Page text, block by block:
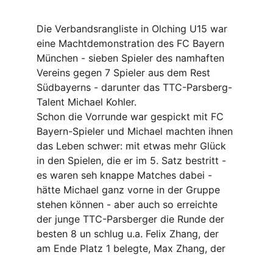
Die Verbandsrangliste in Olching U15 war
eine Machtdemonstration des FC Bayern
München - sieben Spieler des namhaften
Vereins gegen 7 Spieler aus dem Rest
Südbayerns - darunter das TTC-Parsberg-
Talent Michael Kohler.
Schon die Vorrunde war gespickt mit FC
Bayern-Spieler und Michael machten ihnen
das Leben schwer: mit etwas mehr Glück
in den Spielen, die er im 5. Satz bestritt -
es waren seh knappe Matches dabei -
hätte Michael ganz vorne in der Gruppe
stehen können - aber auch so erreichte
der junge TTC-Parsberger die Runde der
besten 8 un schlug u.a. Felix Zhang, der
am Ende Platz 1 belegte, Max Zhang, der